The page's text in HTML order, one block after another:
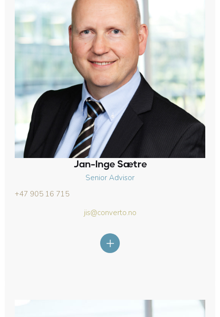
Jan-Inge Sætre
Senior Advisor
+47 905 16 715
jis@converto.no